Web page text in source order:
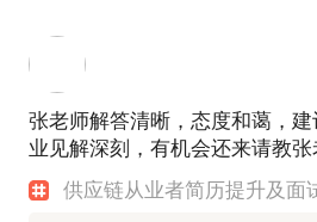
张老师解答清晰，态度和蔼，
业见解深刻，有机会还来请教张
供应链从业者简历提升及面